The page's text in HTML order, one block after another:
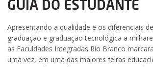
GUIA DO ESTUDANTE
Apresentando a qualidade e os diferenciais
graduação e graduação tecnológica a
as Faculdades Integradas Rio Branco
uma vez, em uma das maiores feiras